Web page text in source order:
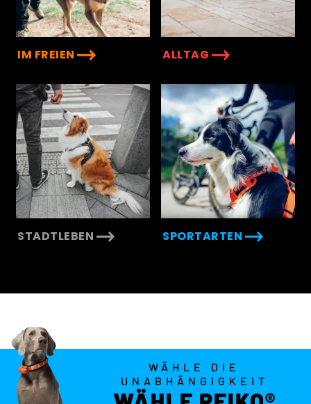
IM FREIEN ALLTAG
STADTLEBEN SPORTARTEN
WÄHLE DIE
UNABHÄNGIGKEIT